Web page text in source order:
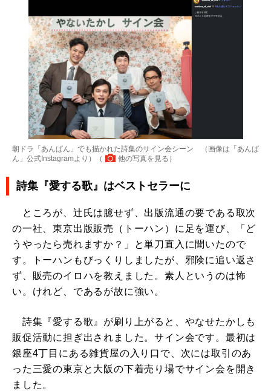
朝ドラ「あんぱん」でも描かれた詩集のサイン会シーン （画像は「あんぱ
ん」公式Instagramより）（
他の写真を見る ）
詩集『愛する歌』はベストセラーに
ところが、辻氏は臆せず、出版流通の要である取次
の一社、東京出版販売（トーハン）に足を運び、「ど
うやったら売れますか？」と単刀直入に聞いたので
す。トーハンもびっくりしましたが、邪険に追い返さ
ず、販売のイロハを教えました。素人というのは怖
い。けれど、であるが故に強い。
詩集『愛する歌』が刷り上がると、やなせたかしも
販促活動に担ぎ出されました。サイン会です。最初は
銀座4丁目にある雑貨屋の入り口で、次には取引のあ
った三愛の東京と大阪の下着売り場でサイン会を開き
ました。